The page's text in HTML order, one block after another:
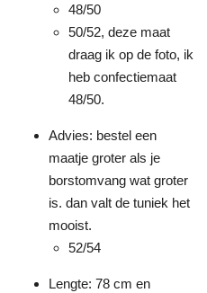
48/50
50/52, deze maat
draag ik op de foto, ik
heb confectiemaat
48/50.
Advies: bestel een
maatje groter als je
borstomvang wat groter
is. dan valt de tuniek het
mooist.
52/54
Lengte: 78 cm en